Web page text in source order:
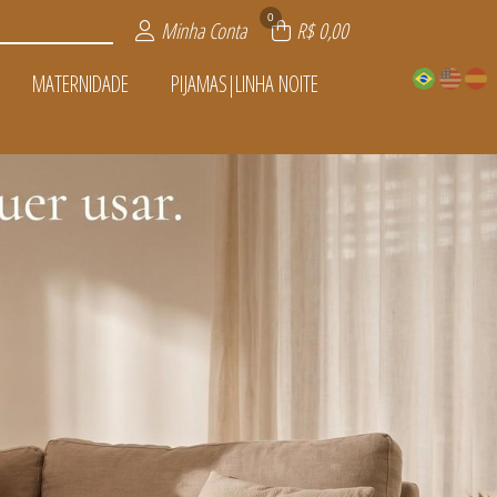
Minha Conta 0 R$ 0,00
MATERNIDADE PIJAMAS|LINHA NOITE
NOITE